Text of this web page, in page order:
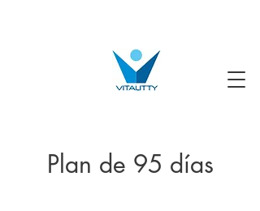
Plan de 95 días